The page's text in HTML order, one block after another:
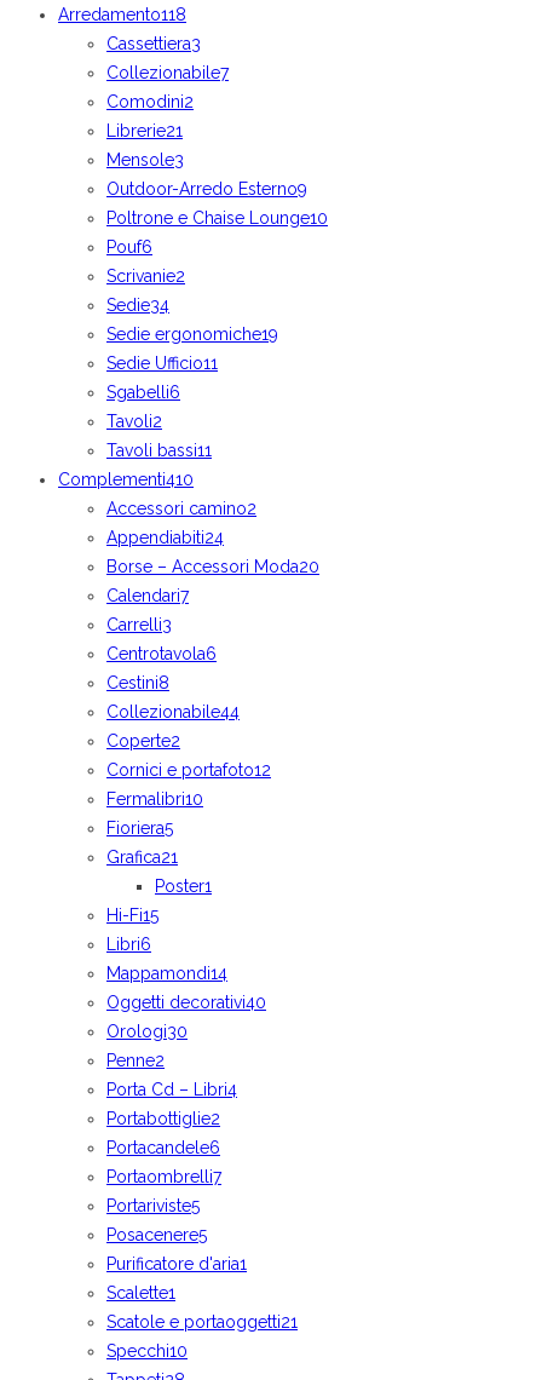
Arredamento118
Cassettiera3
Collezionabile7
Comodini2
Librerie21
Mensole3
Outdoor-Arredo Esterno9
Poltrone e Chaise Lounge10
Pouf6
Scrivanie2
Sedie34
Sedie ergonomiche19
Sedie Ufficio11
Sgabelli6
Tavoli2
Tavoli bassi11
Complementi410
Accessori camino2
Appendiabiti24
Borse – Accessori Moda20
Calendari7
Carrelli3
Centrotavola6
Cestini8
Collezionabile44
Coperte2
Cornici e portafoto12
Fermalibri10
Fioriera5
Grafica21
Poster1
Hi-Fi15
Libri6
Mappamondi14
Oggetti decorativi40
Orologi30
Penne2
Porta Cd – Libri4
Portabottiglie2
Portacandele6
Portaombrelli7
Portariviste5
Posacenere5
Purificatore d'aria1
Scalette1
Scatole e portaoggetti21
Specchi10